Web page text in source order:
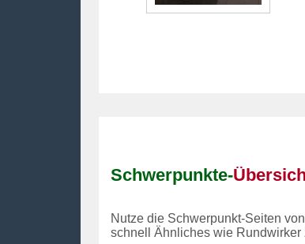
Schwerpunkte-
Nutze die Schwerpunkt-Seiten
schnell Ähnliches wie Rundwirker